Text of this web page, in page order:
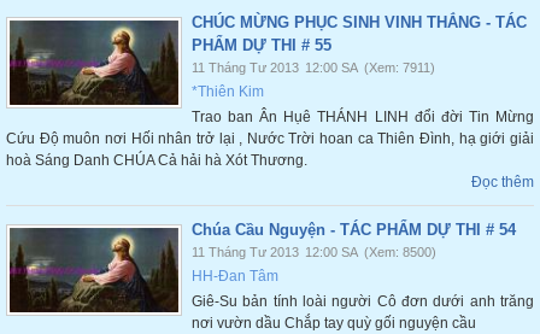
CHÚC MỪNG PHỤC SINH VINH THẮNG - TÁC
PHẨM DỰ THI # 55
11 Tháng Tư 2013 12:00 SA (Xem: 7911)
*Thiên Kim
Trao ban Ân Hụê THÁNH LINH đổi đời Tin Mừng
Cứu Độ muôn nơi Hối nhân trở lại , Nước Trời hoan ca Thiên Đình, hạ giới giải
hoà Sáng Danh CHÚA Cả hải hà Xót Thương.
Đọc thêm
Chúa Cầu Nguyện - TÁC PHẨM DỰ THI # 54
11 Tháng Tư 2013 12:00 SA (Xem: 8500)
HH-Đan Tâm
Giê-Su bản tính loài người Cô đơn dưới anh trăng
nơi vườn dầu Chắp tay quỳ gối nguyện cầu